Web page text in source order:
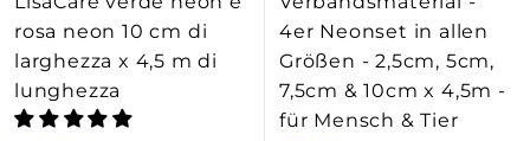
rosa neon 10 cm di
larghezza x 4,5 m di
lunghezza
4er Neonset in allen
Größen - 2,5cm, 5cm,
7,5cm & 10cm x 4,5m -
für Mensch & Tier